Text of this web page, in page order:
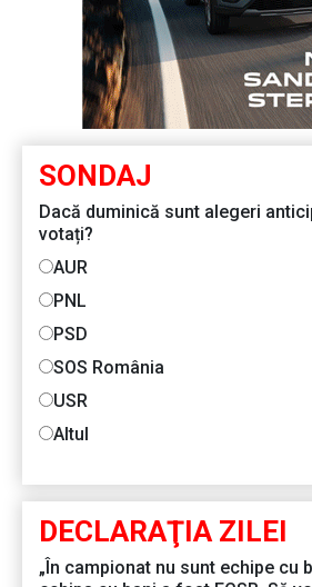
SONDAJ
Dacă duminică sunt alegeri
votați?
AUR
PNL
PSD
SOS România
USR
Altul
DECLARAŢIA ZILEI
„În campionat nu sunt echipe cu